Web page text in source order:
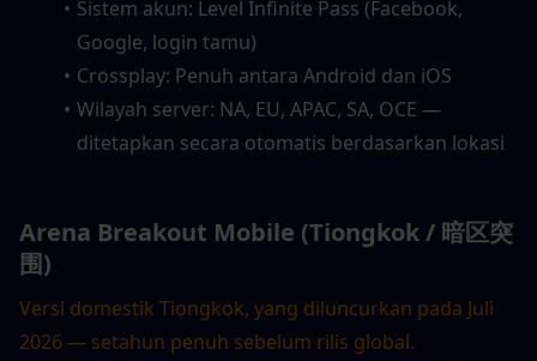
Sistem akun: Level Infinite Pass (Facebook,
Google, login tamu)
Crossplay: Penuh antara Android dan iOS
Wilayah server: NA, EU, APAC, SA, OCE —
ditetapkan secara otomatis berdasarkan lokasi
Arena Breakout Mobile (Tiongkok / 暗区突
围)
Versi domestik Tiongkok, yang diluncurkan pada Juli
2026 — setahun penuh sebelum rilis global.